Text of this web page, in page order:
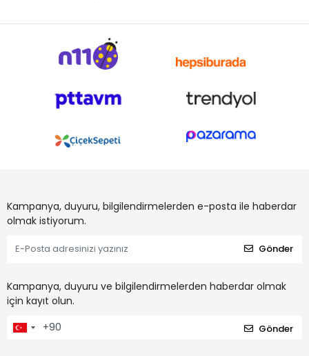
Kampanya, duyuru, bilgilendirmelerden e-posta ile haberdar
olmak istiyorum.
Gönder
Kampanya, duyuru ve bilgilendirmelerden haberdar olmak
için kayıt olun.
Gönder